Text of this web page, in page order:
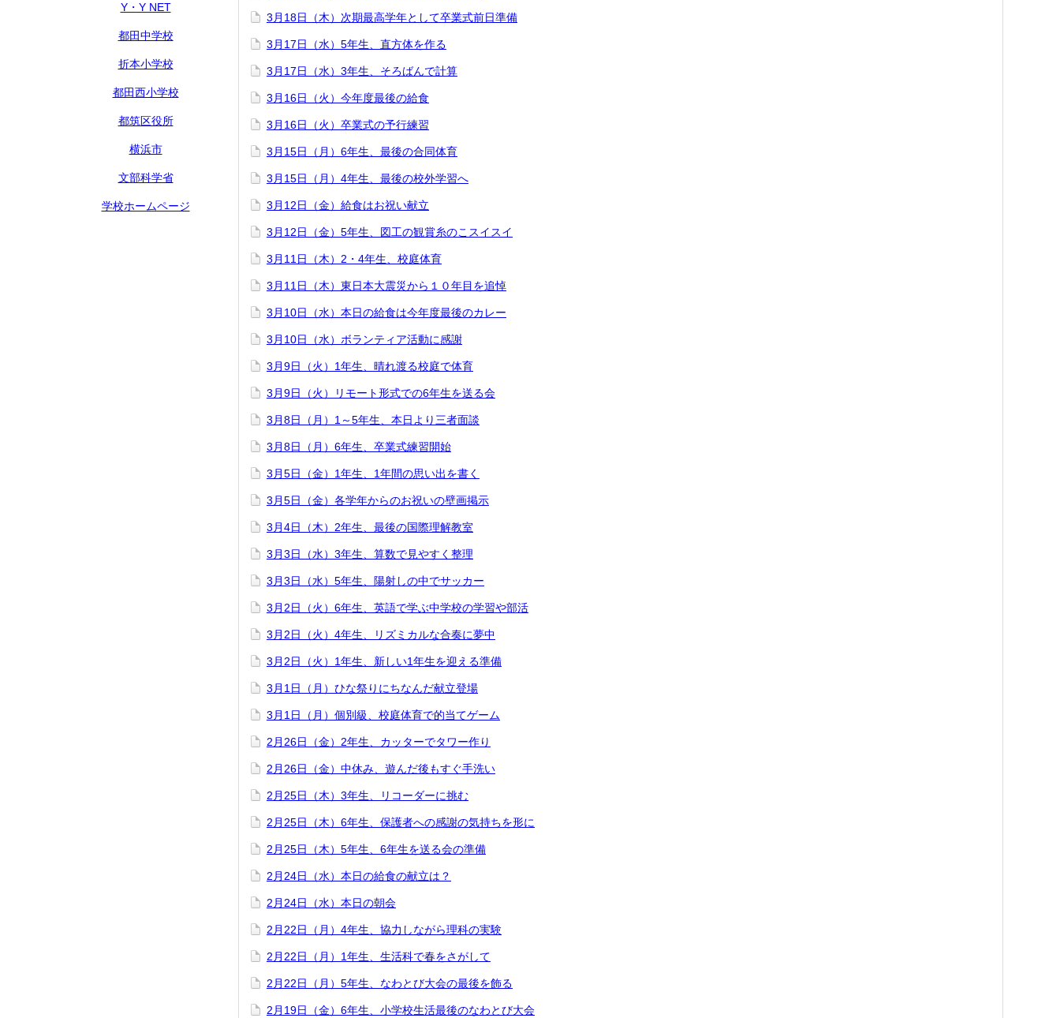
Y・Y NET
都田中学校
折本小学校
都田西小学校
都筑区役所
横浜市
文部科学省
学校ホームページ
3月18日（木）次期最高学年として卒業式前日準備
3月17日（水）5年生、直方体を作る
3月17日（水）3年生、そろばんで計算
3月16日（火）今年度最後の給食
3月16日（火）卒業式の予行練習
3月15日（月）6年生、最後の合同体育
3月15日（月）4年生、最後の校外学習へ
3月12日（金）給食はお祝い献立
3月12日（金）5年生、図工の観賞糸のこスイスイ
3月11日（木）2・4年生、校庭体育
3月11日（木）東日本大震災から１０年目を追悼
3月10日（水）本日の給食は今年度最後のカレー
3月10日（水）ボランティア活動に感謝
3月9日（火）1年生、晴れ渡る校庭で体育
3月9日（火）リモート形式での6年生を送る会
3月8日（月）1～5年生、本日より三者面談
3月8日（月）6年生、卒業式練習開始
3月5日（金）1年生、1年間の思い出を書く
3月5日（金）各学年からのお祝いの壁画掲示
3月4日（木）2年生、最後の国際理解教室
3月3日（水）3年生、算数で見やすく整理
3月3日（水）5年生、陽射しの中でサッカー
3月2日（火）6年生、英語で学ぶ中学校の学習や部活
3月2日（火）4年生、リズミカルな合奏に夢中
3月2日（火）1年生、新しい1年生を迎える準備
3月1日（月）ひな祭りにちなんだ献立登場
3月1日（月）個別級、校庭体育で的当てゲーム
2月26日（金）2年生、カッターでタワー作り
2月26日（金）中休み、遊んだ後もすぐ手洗い
2月25日（木）3年生、リコーダーに挑む
2月25日（木）6年生、保護者への感謝の気持ちを形に
2月25日（木）5年生、6年生を送る会の準備
2月24日（水）本日の給食の献立は？
2月24日（水）本日の朝会
2月22日（月）4年生、協力しながら理科の実験
2月22日（月）1年生、生活科で春をさがして
2月22日（月）5年生、なわとび大会の最後を飾る
2月19日（金）6年生、小学校生活最後のなわとび大会